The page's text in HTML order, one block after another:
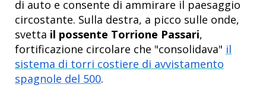
di auto e consente di ammirare il paesaggio
circostante. Sulla destra, a picco sulle onde,
svetta il possente Torrione Passari,
fortificazione circolare che "consolidava" il
sistema di torri costiere di avvistamento
spagnole del 500.